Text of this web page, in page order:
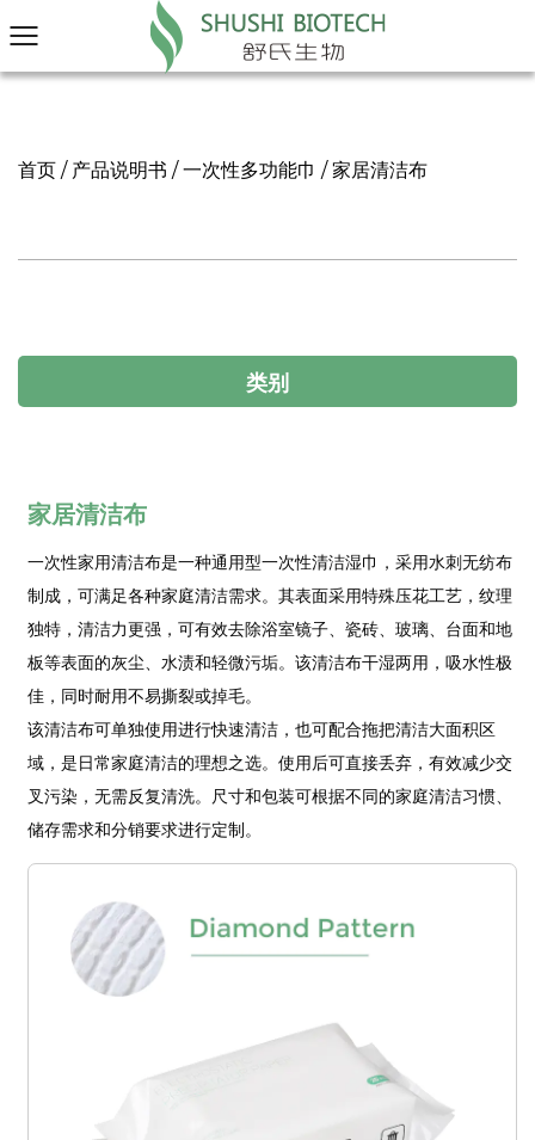
首页 / 产品说明书 /一次性多功能巾 /家居清洁布
类别
家居清洁布
一次性家用清洁布是一种通用型一次性清洁湿巾，采用水刺无纺布
制成，可满足各种家庭清洁需求。其表面采用特殊压花工艺，纹理
独特，清洁力更强，可有效去除浴室镜子、瓷砖、玻璃、台面和地
板等表面的灰尘、水渍和轻微污垢。该清洁布干湿两用，吸水性极
佳，同时耐用不易撕裂或掉毛。
该清洁布可单独使用进行快速清洁，也可配合拖把清洁大面积区
域，是日常家庭清洁的理想之选。使用后可直接丢弃，有效减少交
叉污染，无需反复清洗。尺寸和包装可根据不同的家庭清洁习惯、
储存需求和分销要求进行定制。